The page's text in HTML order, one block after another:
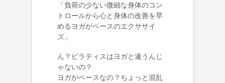
「負荷の少ない微細な身体のコン
トロールから心と身体の改善を早
めるヨガがベースのエクササイ
ズ」
ん？ピラティスはヨガと違うんじ
ゃないの？
ヨガがベースなの？ちょっと混乱